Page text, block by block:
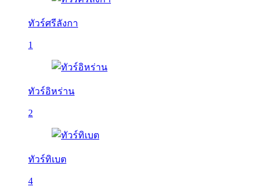
ทัวร์ศรีลังกา
1
ทัวร์อิหร่าน
2
ทัวร์ทิเบต
4